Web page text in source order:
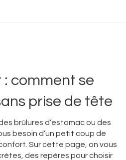
comment se
prise de tête
brûlures d’estomac ou des
besoin d’un petit coup de
Sur cette page, on vous
des repères pour choisir